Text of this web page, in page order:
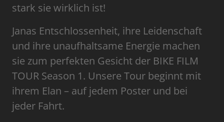
stark sie wirklich ist!
Janas Entschlossenheit, ihre Leidenschaft
und ihre unaufhaltsame Energie machen
sie zum perfekten Gesicht der BIKE FILM
TOUR Season 1. Unsere Tour beginnt mit
ihrem Elan – auf jedem Poster und bei
jeder Fahrt.